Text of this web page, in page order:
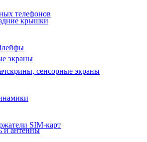
телефонов
экраны
и антенны
крышки
сенсорные экраны
SIM-карт